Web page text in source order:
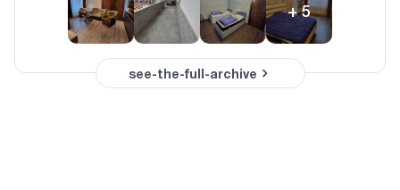
+5
see-the-full-archive